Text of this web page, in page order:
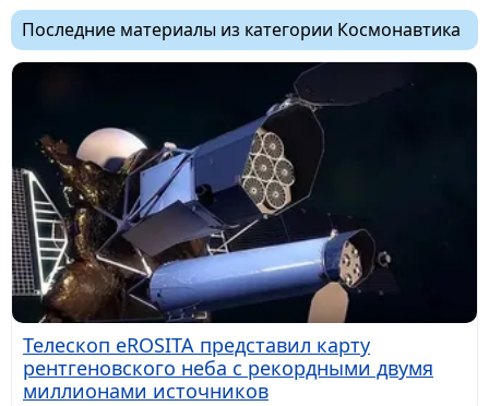
Последние материалы из категории Космонавтика
Телескоп eROSITA представил карту
рентгеновского неба с рекордными двумя
миллионами источников